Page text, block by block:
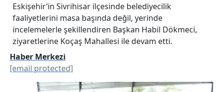
Eskişehir’in Sivrihisar ilçesinde belediyecilik
faaliyetlerini masa başında değil, yerinde
incelemelerle şekillendiren Başkan Habil Dökmeci,
ziyaretlerine Koçaş Mahallesi ile devam etti.
Haber Merkezi
[email protected]